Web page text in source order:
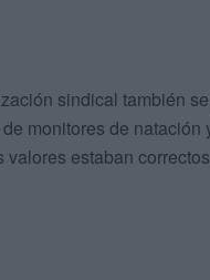
sindical también
monitores de
estaban